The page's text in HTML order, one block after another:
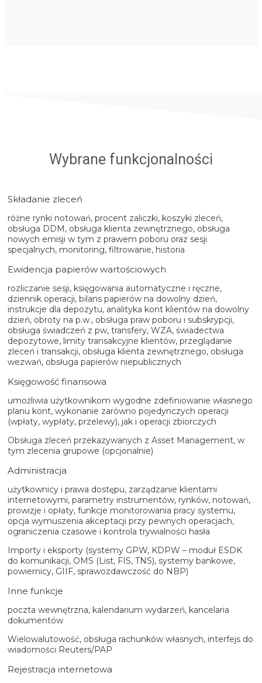
Wybrane funkcjonalności
Składanie zleceń
różne rynki notowań, procent zaliczki, koszyki zleceń,
obsługa DDM, obsługa klienta zewnętrznego, obsługa
nowych emisji w tym z prawem poboru oraz sesji
specjalnych, monitoring, filtrowanie, historia
Ewidencja papierów wartościowych
rozliczanie sesji, księgowania automatyczne i ręczne,
dziennik operacji, bilans papierów na dowolny dzień,
instrukcje dla depozytu, analityka kont klientów na dowolny
dzień, obroty na p.w., obsługa praw poboru i subskrypcji,
obsługa świadczeń z pw, transfery, WZA, świadectwa
depozytowe, limity transakcyjne klientów, przeglądanie
zleceń i transakcji, obsługa klienta zewnętrznego, obsługa
wezwań, obsługa papierów niepublicznych
Księgowość finansowa
umożliwia użytkownikom wygodne zdefiniowanie własnego
planu kont, wykonanie zarówno pojedynczych operacji
(wpłaty, wypłaty, przelewy), jak i operacji zbiorczych
Obsługa zleceń przekazywanych z Asset Management, w
tym zlecenia grupowe (opcjonalnie)
Administracja
użytkownicy i prawa dostępu, zarządzanie klientami
internetowymi, parametry instrumentów, rynków, notowań,
prowizje i opłaty, funkcje monitorowania pracy systemu,
opcja wymuszenia akceptacji przy pewnych operacjach,
ograniczenia czasowe i kontrola trywialności hasła
Importy i eksporty (systemy GPW, KDPW – moduł ESDK
do komunikacji, OMS (List, FIS, TNS), systemy bankowe,
powiernicy, GIIF, sprawozdawczość do NBP)
Inne funkcje
poczta wewnętrzna, kalendarium wydarzeń, kancelaria
dokumentów
Wielowalutowość, obsługa rachunków własnych, interfejs do
wiadomości Reuters/PAP
Rejestracja internetowa